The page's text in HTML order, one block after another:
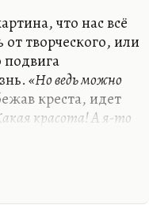
мы видели в
трудно и
завета с…
что нас всё
творческого, или
подвига
«Но ведь можно
креста, идет
красота! А я-то
не
—